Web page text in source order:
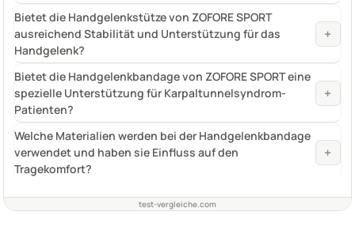
Bietet die Handgelenkstütze von ZOFORE SPORT
ausreichend Stabilität und Unterstützung für das
Handgelenk?
+
Bietet die Handgelenkbandage von ZOFORE SPORT eine
spezielle Unterstützung für Karpaltunnelsyndrom-
Patienten?
+
Welche Materialien werden bei der Handgelenkbandage
verwendet und haben sie Einfluss auf den
Tragekomfort?
+
test-vergleiche.com